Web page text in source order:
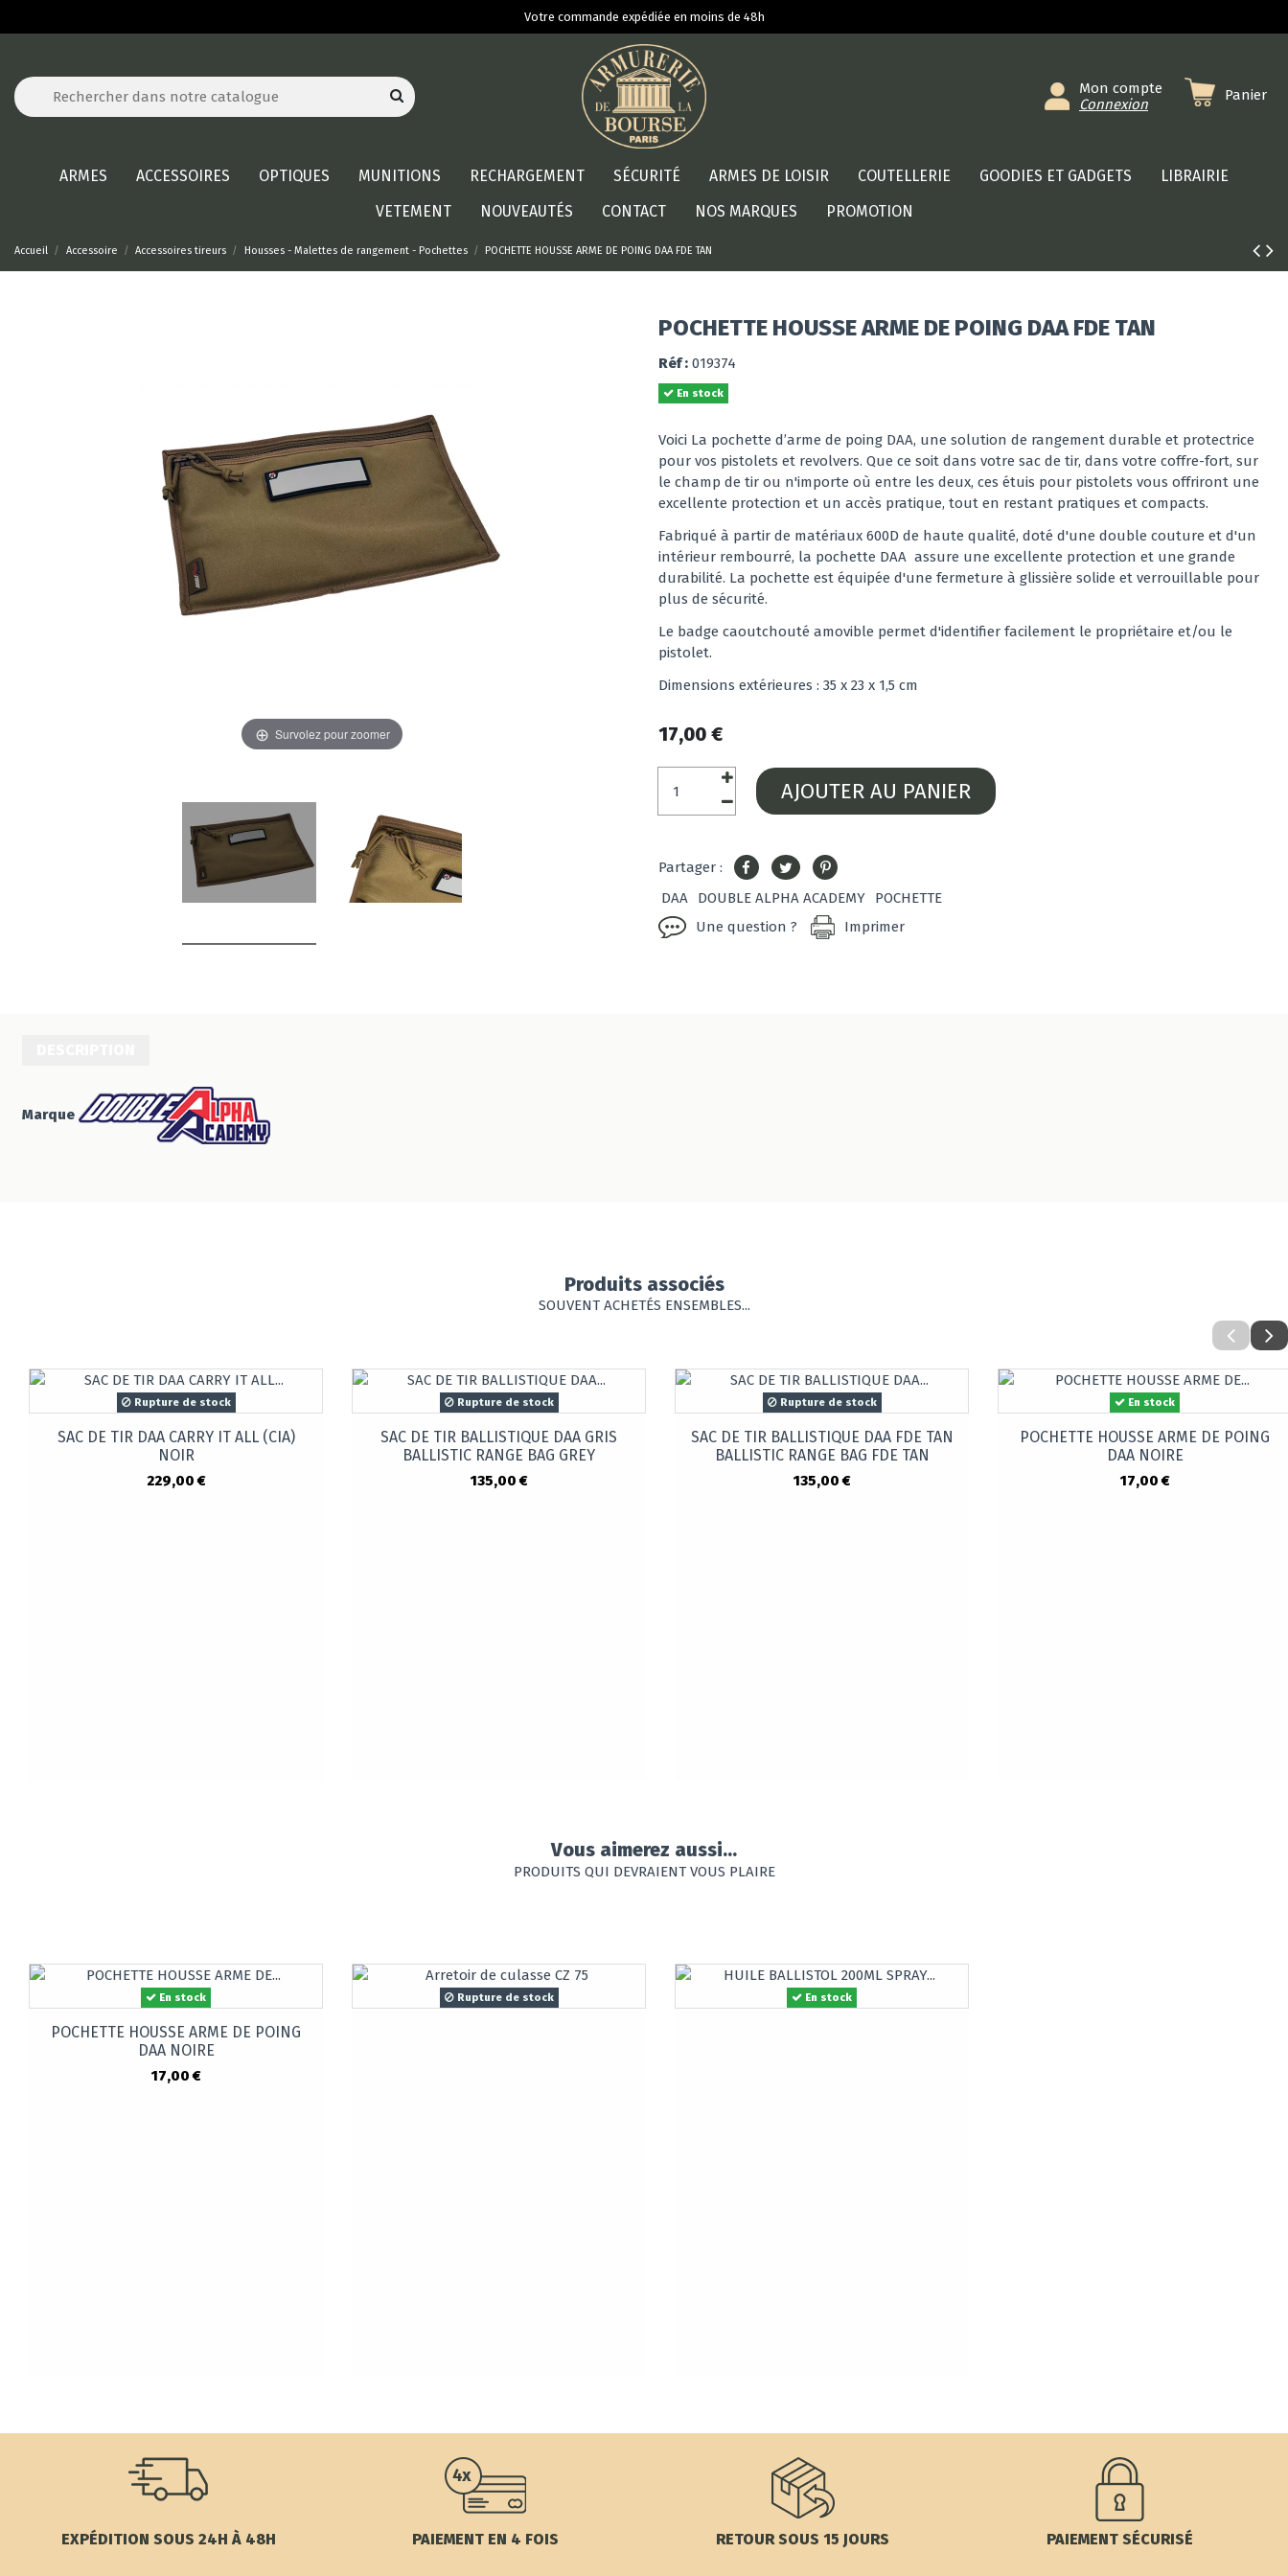
Votre commande expédiée en moins de 48h
Mon compte
Connexion
Panier
ARMES ACCESSOIRES OPTIQUES MUNITIONS RECHARGEMENT SÉCURITÉ ARMES DE LOISIR COUTELLERIE GOODIES ET GADGETS
LIBRAIRIE
VETEMENT
NOUVEAUTÉS CONTACT NOS MARQUES PROMOTION
Accueil Accessoire Accessoires tireurs Housses - Malettes de rangement - Pochettes POCHETTE HOUSSE ARME DE POING DAA FDE TAN
Survolez pour zoomer
POCHETTE HOUSSE ARME DE POING DAA FDE TAN
Réf : 019374
En stock
Voici La pochette d’arme de poing DAA, une solution de rangement durable et protectrice
pour vos pistolets et revolvers. Que ce soit dans votre sac de tir, dans votre coffre-fort, sur
le champ de tir ou n'importe où entre les deux, ces étuis pour pistolets vous offriront une
excellente protection et un accès pratique, tout en restant pratiques et compacts.
Fabriqué à partir de matériaux 600D de haute qualité, doté d'une double couture et d'un
intérieur rembourré, la pochette DAA assure une excellente protection et une grande
durabilité. La pochette est équipée d'une fermeture à glissière solide et verrouillable pour
plus de sécurité.
Le badge caoutchouté amovible permet d'identifier facilement le propriétaire et/ou le
pistolet.
Dimensions extérieures : 35 x 23 x 1,5 cm
17,00 €
AJOUTER AU PANIER
Partager :
DAA
DOUBLE ALPHA ACADEMY
POCHETTE
Une question ?
Imprimer
Marque
Produits associés
SOUVENT ACHETÉS ENSEMBLES...
Rupture de stock
SAC DE TIR DAA CARRY IT ALL (CIA)
NOIR
229,00 €
Rupture de stock
SAC DE TIR BALLISTIQUE DAA GRIS
BALLISTIC RANGE BAG GREY
135,00 €
Rupture de stock
SAC DE TIR BALLISTIQUE DAA FDE TAN
BALLISTIC RANGE BAG FDE TAN
135,00 €
En stock
POCHETTE HOUSSE ARME DE POING
DAA NOIRE
17,00 €
Vous aimerez aussi...
PRODUITS QUI DEVRAIENT VOUS PLAIRE
En stock
POCHETTE HOUSSE ARME DE POING
DAA NOIRE
17,00 €
Rupture de stock En stock
EXPÉDITION SOUS 24H À 48H PAIEMENT EN 4 FOIS RETOUR SOUS 15 JOURS PAIEMENT SÉCURISÉ